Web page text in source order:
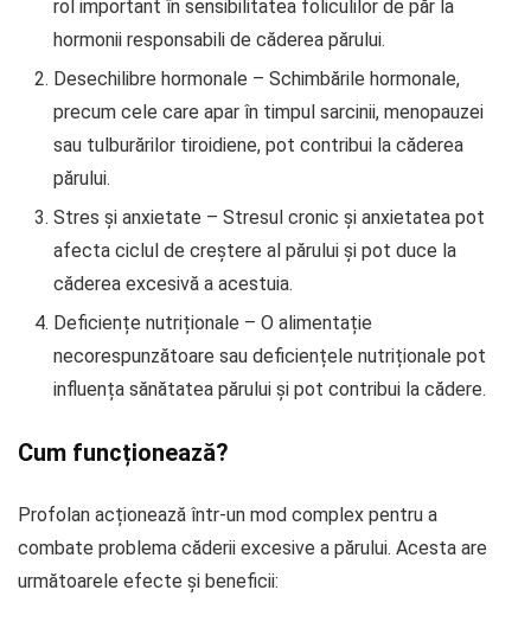
rol important în sensibilitatea foliculilor de păr la
hormonii responsabili de căderea părului.
Desechilibre hormonale – Schimbările hormonale,
precum cele care apar în timpul sarcinii, menopauzei
sau tulburărilor tiroidiene, pot contribui la căderea
părului.
Stres și anxietate – Stresul cronic și anxietatea pot
afecta ciclul de creștere al părului și pot duce la
căderea excesivă a acestuia.
Deficiențe nutriționale – O alimentație
necorespunzătoare sau deficiențele nutriționale pot
influența sănătatea părului și pot contribui la cădere.
Cum funcționează?
Profolan acționează într-un mod complex pentru a
combate problema căderii excesive a părului. Acesta are
următoarele efecte și beneficii: